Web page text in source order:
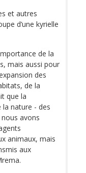
et autres
d’une kyrielle
de la
mais aussi pour
des
de la
que la
nature - des
avons
animaux, mais
aux